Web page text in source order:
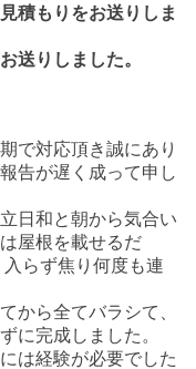
積もりをお送りしま
送りしました。
で対応頂き誠にあり
告が遅く成って申し
日和と朝から気合い
屋根を載せるだ
らず焦り何度も連
から全てバラシて、
に完成しました。
は経験が必要でした